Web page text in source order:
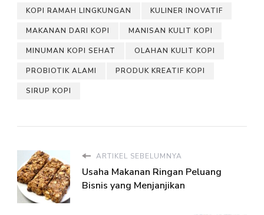
KOPI RAMAH LINGKUNGAN KULINER INOVATIF
MAKANAN DARI KOPI MANISAN KULIT KOPI
MINUMAN KOPI SEHAT OLAHAN KULIT KOPI
PROBIOTIK ALAMI PRODUK KREATIF KOPI
SIRUP KOPI
ARTIKEL SEBELUMNYA
Usaha Makanan Ringan Peluang
Bisnis yang Menjanjikan